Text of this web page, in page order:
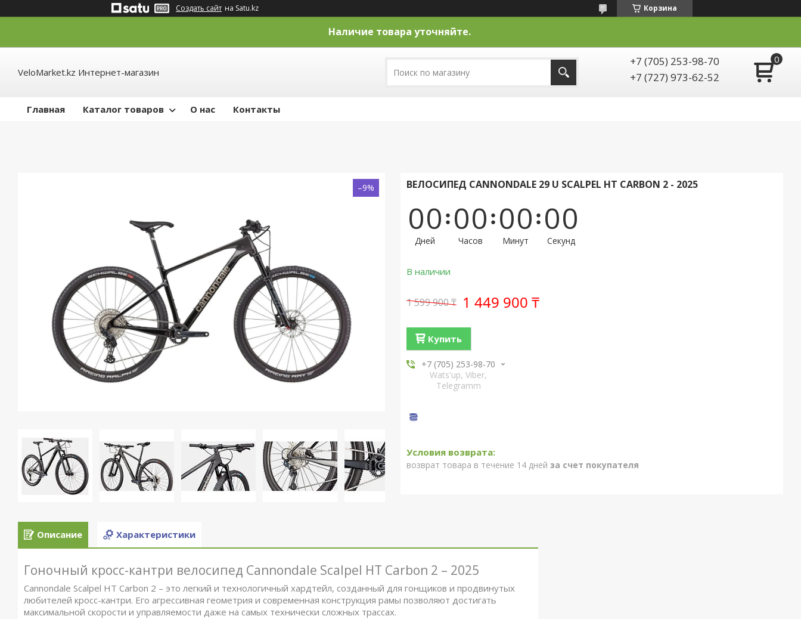
Создать сайт на Satu.kz Корзина
Наличие товара уточняйте.
VeloMarket.kz Интернет-магазин
+7 (705) 253-98-70
+7 (727) 973-62-52
Главная Каталог товаров О нас Контакты
–9% ВЕЛОСИПЕД CANNONDALE 29 U SCALPEL HT CARBON 2 - 2025
00
Дней
00
Часов
00
Минут
00
Секунд
В наличии
1 599 900 ₸ 1 449 900 ₸
Купить
+7 (705) 253-98-70
Wats'up, Viber,
Telegramm
возврат товара в течение 14 дней за счет покупателя
Описание Характеристики
Гоночный кросс-кантри велосипед Cannondale Scalpel HT Carbon 2 – 2025
Cannondale Scalpel HT Carbon 2 – это легкий и технологичный хардтейл, созданный для гонщиков и продвинутых
любителей кросс-кантри. Его агрессивная геометрия и современная конструкция рамы позволяют достигать
максимальной скорости и управляемости даже на самых технически сложных трассах.